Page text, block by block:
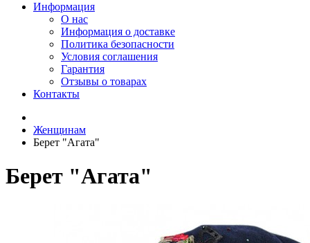
Информация
О нас
Информация о доставке
Политика безопасности
Условия соглашения
Гарантия
Отзывы о товарах
Контакты
Женщинам
Берет "Агата"
Берет "Агата"